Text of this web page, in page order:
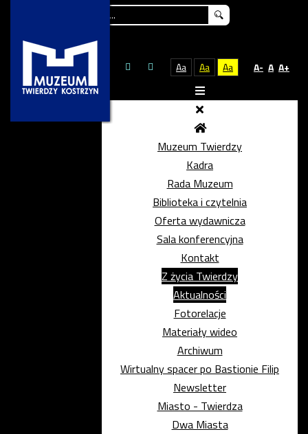
Aa Aa Aa A- A A+
Muzeum Twierdzy
Kadra
Rada Muzeum
Biblioteka i czytelnia
Oferta wydawnicza
Sala konferencyjna
Kontakt
Z życia Twierdzy
Aktualności
Fotorelacje
Materiały wideo
Archiwum
Wirtualny spacer po Bastionie Filip
Newsletter
Miasto - Twierdza
Dwa Miasta